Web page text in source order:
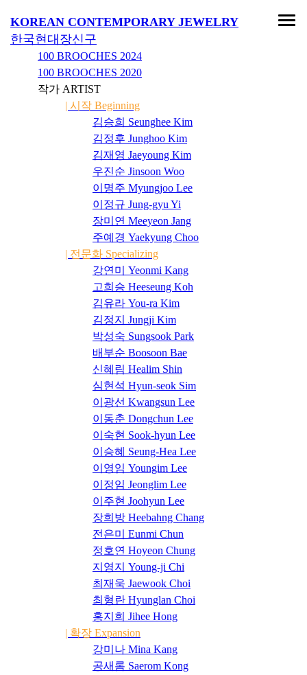
KOREAN CONTEMPORARY JEWELRY
한국현대장신구
100 BROOCHES 2024
100 BROOCHES 2020
작가 ARTIST
| 시작 Beginning
김승희 Seunghee Kim
김정후 Junghoo Kim
김재영 Jaeyoung Kim
우진순 Jinsoon Woo
이명주 Myungjoo Lee
이정규 Jung-gyu Yi
장미연 Meeyeon Jang
주예경 Yaekyung Choo
| 전문화 Specializing
강연미 Yeonmi Kang
고희승 Heeseung Koh
김유라 You-ra Kim
김정지 Jungji Kim
박성숙 Sungsook Park
배부순 Boosoon Bae
신혜림 Healim Shin
심현석 Hyun-seok Sim
이광선 Kwangsun Lee
이동춘 Dongchun Lee
이숙현 Sook-hyun Lee
이승혜 Seung-Hea Lee
이영임 Youngim Lee
이정임 Jeonglim Lee
이주현 Joohyun Lee
장희방 Heebahng Chang
전은미 Eunmi Chun
정호연 Hoyeon Chung
지영지 Young-ji Chi
최재욱 Jaewook Choi
최형란 Hyunglan Choi
홍지희 Jihee Hong
| 확장 Expansion
강미나 Mina Kang
공새롬 Saerom Kong